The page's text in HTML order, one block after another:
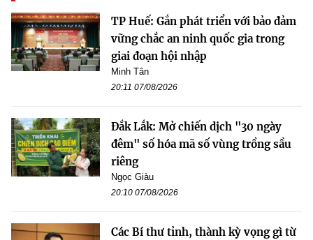
TP Huế: Gắn phát triển với bảo đảm
vững chắc an ninh quốc gia trong
giai đoạn hội nhập
Minh Tân
20:11 07/08/2026
Đắk Lắk: Mở chiến dịch "30 ngày
đêm" số hóa mã số vùng trồng sầu
riêng
Ngọc Giàu
20:10 07/08/2026
Các Bí thư tỉnh, thành kỳ vọng gì từ